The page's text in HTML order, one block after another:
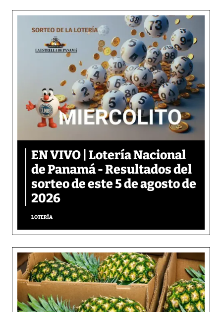
EN VIVO | Lotería Nacional
de Panamá - Resultados del
sorteo de este 5 de agosto de
2026
LOTERÍA